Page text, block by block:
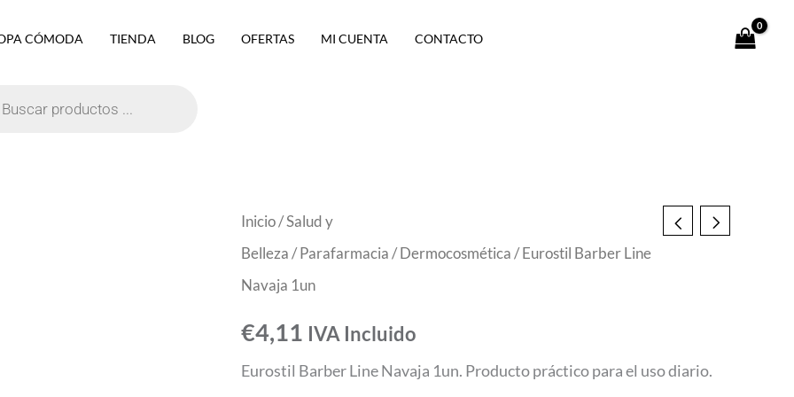
CÓMODA TIENDA BLOG OFERTAS MI CUENTA CONTACTO
Inicio/Salud y
Belleza / Parafarmacia / Dermocosmética / Eurostil Barber Line
Navaja 1un
€4,11 IVA Incluido
Eurostil Barber Line Navaja 1un. Producto práctico para el uso diario.
Eurostil
Barber
Line
cantidad